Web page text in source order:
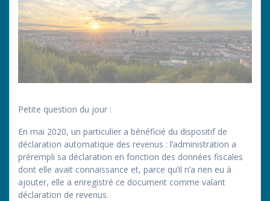
Petite question du jour :
En mai 2020, un particulier a bénéficié du dispositif de
déclaration automatique des revenus : l’administration a
prérempli sa déclaration en fonction des données fiscales
dont elle avait connaissance et, parce qu’il n’a rien eu à
ajouter, elle a enregistré ce document comme valant
déclaration de revenus.